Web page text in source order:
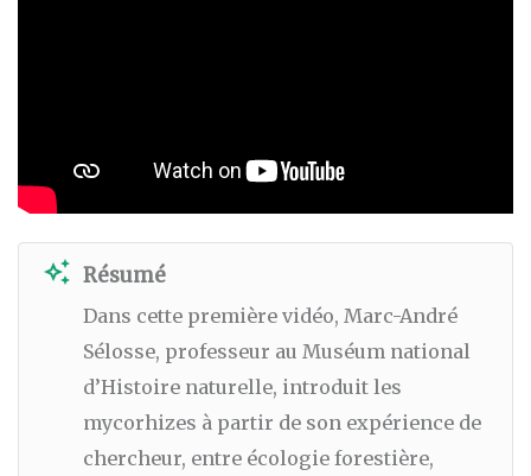
auto_awesome Résumé
Dans cette première vidéo, Marc-André
Sélosse, professeur au Muséum national
d’Histoire naturelle, introduit les
mycorhizes à partir de son expérience de
chercheur, entre écologie forestière,